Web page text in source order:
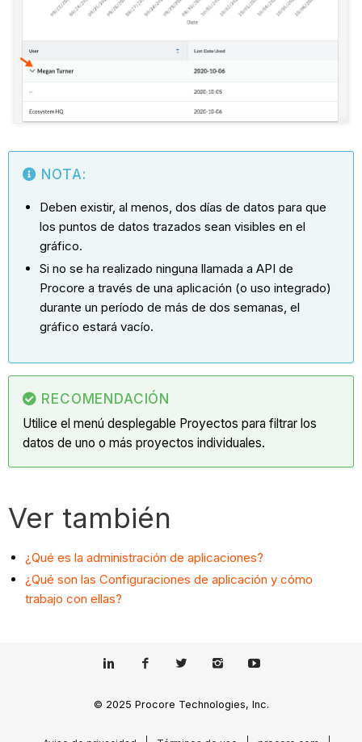
NOTA:
Deben existir, al menos, dos días de datos para que
los puntos de datos trazados sean visibles en el
gráfico.
Si no se ha realizado ninguna llamada a API de
Procore a través de una aplicación (o uso integrado)
durante un período de más de dos semanas, el
gráfico estará vacío.
RECOMENDACIÓN
Utilice el menú desplegable Proyectos para filtrar los
datos de uno o más proyectos individuales.
Ver también
¿Qué es la administración de aplicaciones?
¿Qué son las Configuraciones de aplicación y cómo
trabajo con ellas?
© 2025 Procore Technologies, Inc.